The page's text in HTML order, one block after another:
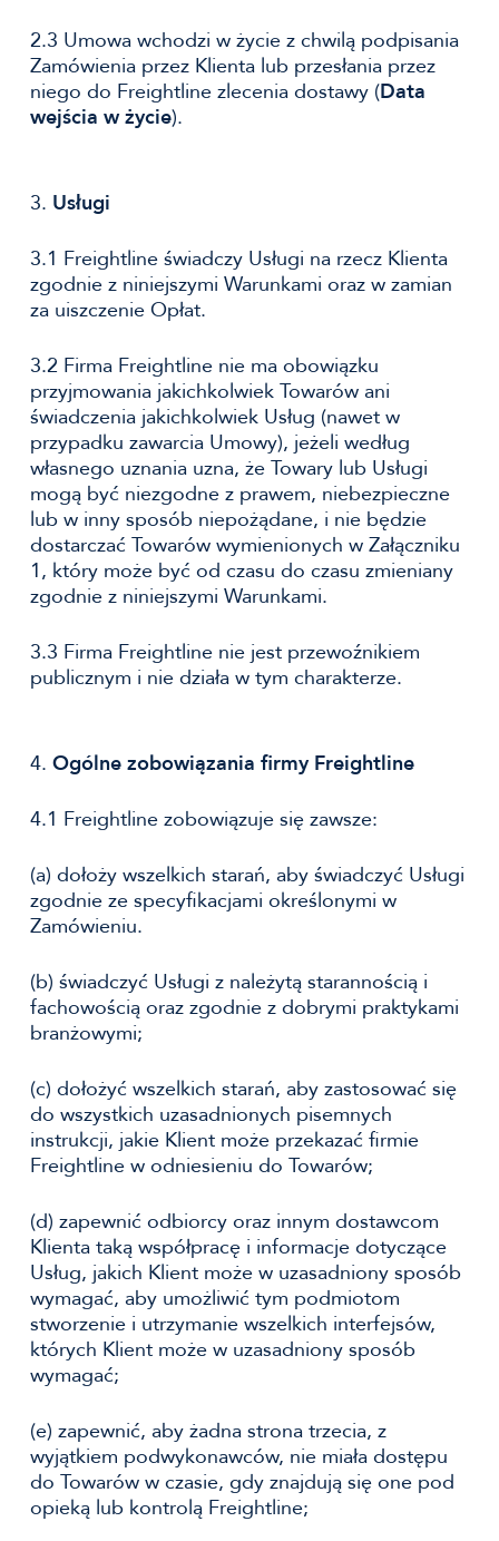
2.3 Umowa wchodzi w życie z chwilą podpisania
Zamówienia przez Klienta lub przesłania przez
niego do Freightline zlecenia dostawy (Data
wejścia w życie).
3. Usługi
3.1 Freightline świadczy Usługi na rzecz Klienta
zgodnie z niniejszymi Warunkami oraz w zamian
za uiszczenie Opłat.
3.2 Firma Freightline nie ma obowiązku
przyjmowania jakichkolwiek Towarów ani
świadczenia jakichkolwiek Usług (nawet w
przypadku zawarcia Umowy), jeżeli według
własnego uznania uzna, że Towary lub Usługi
mogą być niezgodne z prawem, niebezpieczne
lub w inny sposób niepożądane, i nie będzie
dostarczać Towarów wymienionych w Załączniku
1, który może być od czasu do czasu zmieniany
zgodnie z niniejszymi Warunkami.
3.3 Firma Freightline nie jest przewoźnikiem
publicznym i nie działa w tym charakterze.
4. Ogólne zobowiązania firmy Freightline
4.1 Freightline zobowiązuje się zawsze:
(a) dołoży wszelkich starań, aby świadczyć Usługi
zgodnie ze specyfikacjami określonymi w
Zamówieniu.
(b) świadczyć Usługi z należytą starannością i
fachowością oraz zgodnie z dobrymi praktykami
branżowymi;
(c) dołożyć wszelkich starań, aby zastosować się
do wszystkich uzasadnionych pisemnych
instrukcji, jakie Klient może przekazać firmie
Freightline w odniesieniu do Towarów;
(d) zapewnić odbiorcy oraz innym dostawcom
Klienta taką współpracę i informacje dotyczące
Usług, jakich Klient może w uzasadniony sposób
wymagać, aby umożliwić tym podmiotom
stworzenie i utrzymanie wszelkich interfejsów,
których Klient może w uzasadniony sposób
wymagać;
(e) zapewnić, aby żadna strona trzecia, z
wyjątkiem podwykonawców, nie miała dostępu
do Towarów w czasie, gdy znajdują się one pod
opieką lub kontrolą Freightline;